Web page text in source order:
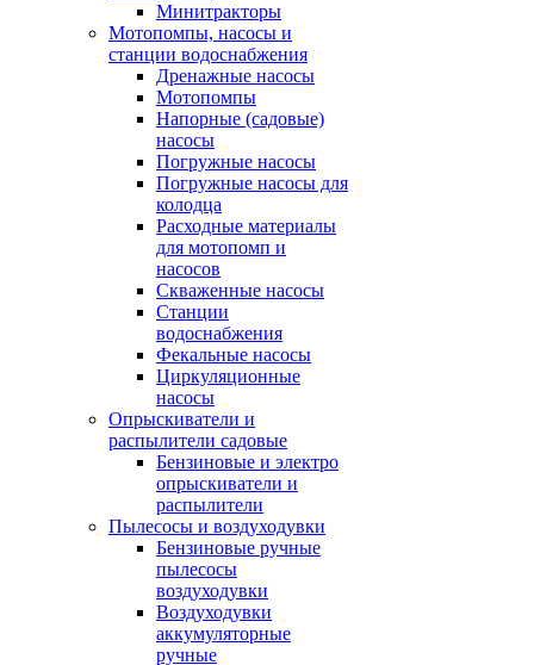
Минитракторы
Мотопомпы, насосы и
станции водоснабжения
Дренажные насосы
Мотопомпы
Напорные (садовые)
насосы
Погружные насосы
Погружные насосы для
колодца
Расходные материалы
для мотопомп и
насосов
Скваженные насосы
Станции
водоснабжения
Фекальные насосы
Циркуляционные
насосы
Опрыскиватели и
распылители садовые
Бензиновые и электро
опрыскиватели и
распылители
Пылесосы и воздуходувки
Бензиновые ручные
пылесосы
воздуходувки
Воздуходувки
аккумуляторные
ручные